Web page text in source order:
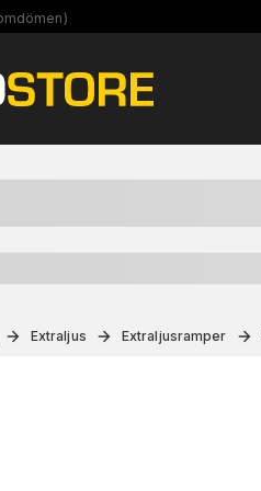
)
Extraljus Extraljusramper